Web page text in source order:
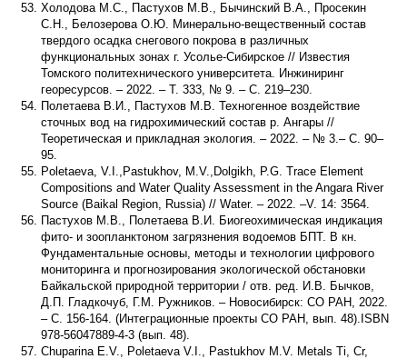
Холодова М.С., Пастухов М.В., Бычинский В.А., Просекин
С.Н., Белозерова О.Ю. Минерально-вещественный состав
твердого осадка снегового покрова в различных
функциональных зонах г. Усолье-Сибирское // Известия
Томского политехнического университета. Инжиниринг
георесурсов. – 2022. – Т. 333, № 9. – С. 219–230.
Полетаева В.И., Пастухов М.В. Техногенное воздействие
сточных вод на гидрохимический состав р. Ангары //
Теоретическая и прикладная экология. – 2022. – № 3.– С. 90–
95.
Poletaeva, V.I.,Pastukhov, M.V.,Dolgikh, P.G. Trace Element
Compositions and Water Quality Assessment in the Angara River
Source (Baikal Region, Russia) // Water. – 2022. –V. 14: 3564.
Пастухов М.В., Полетаева В.И. Биогеохимическая индикация
фито- и зоопланктоном загрязнения водоемов БПТ. В кн.
Фундаментальные основы, методы и технологии цифрового
мониторинга и прогнозирования экологической обстановки
Байкальской природной территории / отв. ред. И.В. Бычков,
Д.П. Гладкочуб, Г.М. Ружников. – Новосибирск: СО РАН, 2022.
– С. 156-164. (Интеграционные проекты СО РАН, вып. 48).ISBN
978-56047889-4-3 (вып. 48).
Chuparina E.V., Poletaeva V.I., Pastukhov M.V. Metals Ti, Cr,